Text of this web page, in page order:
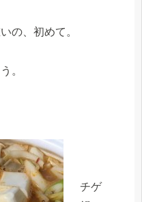
の、初めて。
。
チゲ